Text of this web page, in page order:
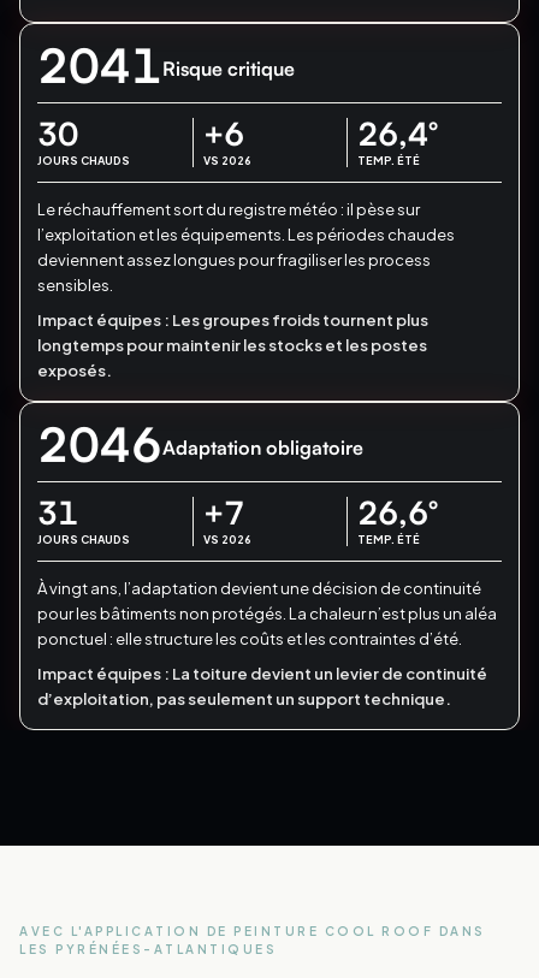
2041Risque critique
30
JOURS CHAUDS
+6
VS 2026
26,4°
TEMP. ÉTÉ
Le réchauffement sort du registre météo : il pèse sur
l’exploitation et les équipements. Les périodes chaudes
deviennent assez longues pour fragiliser les process
sensibles.
Impact équipes : Les groupes froids tournent plus
longtemps pour maintenir les stocks et les postes
exposés.
2046Adaptation obligatoire
31
JOURS CHAUDS
+7
VS 2026
26,6°
TEMP. ÉTÉ
À vingt ans, l’adaptation devient une décision de continuité
pour les bâtiments non protégés. La chaleur n’est plus un aléa
ponctuel : elle structure les coûts et les contraintes d’été.
Impact équipes : La toiture devient un levier de continuité
d’exploitation, pas seulement un support technique.
AVEC L'APPLICATION DE PEINTURE COOL ROOF
DANS
LES PYRÉNÉES-ATLANTIQUES